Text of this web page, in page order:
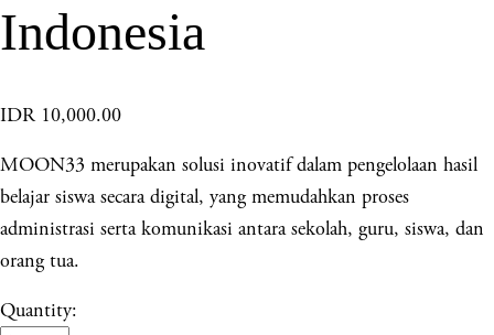
Indonesia
IDR 10,000.00
MOON33 merupakan solusi inovatif dalam pengelolaan hasil
belajar siswa secara digital, yang memudahkan proses
administrasi serta komunikasi antara sekolah, guru, siswa, dan
orang tua.
Quantity: